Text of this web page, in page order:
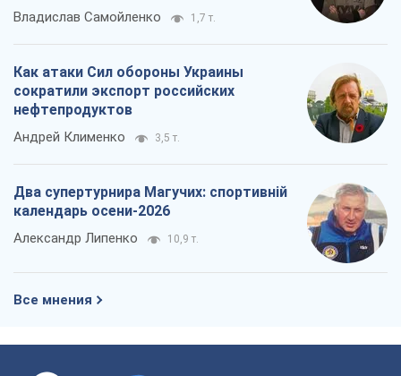
Владислав Самойленко 1,7 т.
Как атаки Сил обороны Украины
сократили экспорт российских
нефтепродуктов
Андрей Клименко 3,5 т.
Два супертурнира Магучих: спортивній
календарь осени-2026
Александр Липенко 10,9 т.
Все мнения